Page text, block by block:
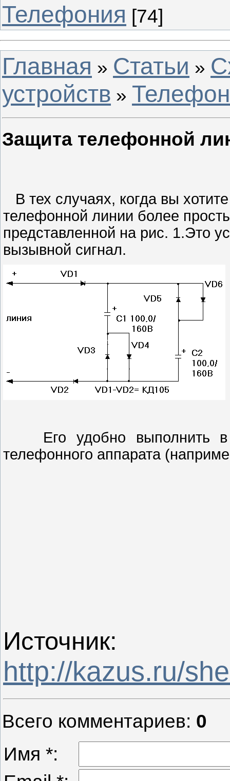
Телефония [74]
Главная » Статьи »
устройств »
Защита телефонной
В тех случаях, когда вы
телефонной линии более
представленной на рис. 1.Это
вызывной сигнал.
Его удобно выполнить в
телефонного аппарата
Источник:
http://kazus.ru/
Всего комментариев: 0
Имя *: